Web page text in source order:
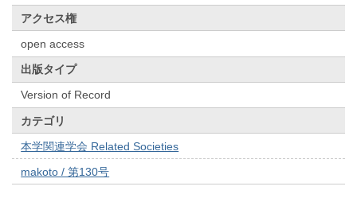
アクセス権
open access
出版タイプ
Version of Record
カテゴリ
本学関連学会 Related Societies
makoto / 第130号